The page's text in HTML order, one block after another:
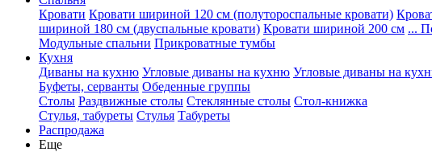
Кровати Кровати шириной 120 см (полутороспальные кровати)
шириной 180 см (двуспальные кровати) Кровати шириной 200 см ...
Модульные спальни Прикроватные тумбы
Кухня
Диваны на кухню Угловые диваны на кухню Угловые диваны на
Буфеты, серванты Обеденные группы
Столы Раздвижные столы Стеклянные столы Стол-книжка
Стулья, табуреты Стулья Табуреты
Распродажа
Еще